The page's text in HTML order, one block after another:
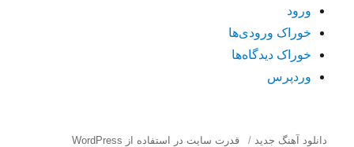
ورود
خوراک ورودی‌ها
خوراک دیدگاه‌ها
وردپرس
دانلود آهنگ جدید قدرت سایت در استفاده از WordPress